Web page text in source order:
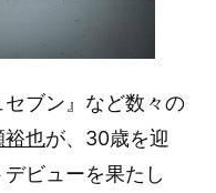
ブン』など数々の
裕也が、30歳を迎
ビューを果たし